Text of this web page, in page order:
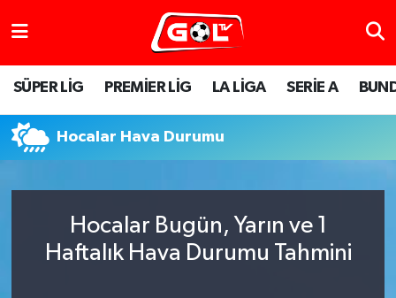
SÜPER LİG PREMİER LİG LA LİGA SERİE A
Hocalar Hava Durumu
Hocalar Bugün, Yarın ve 1
Haftalık Hava Durumu Tahmini